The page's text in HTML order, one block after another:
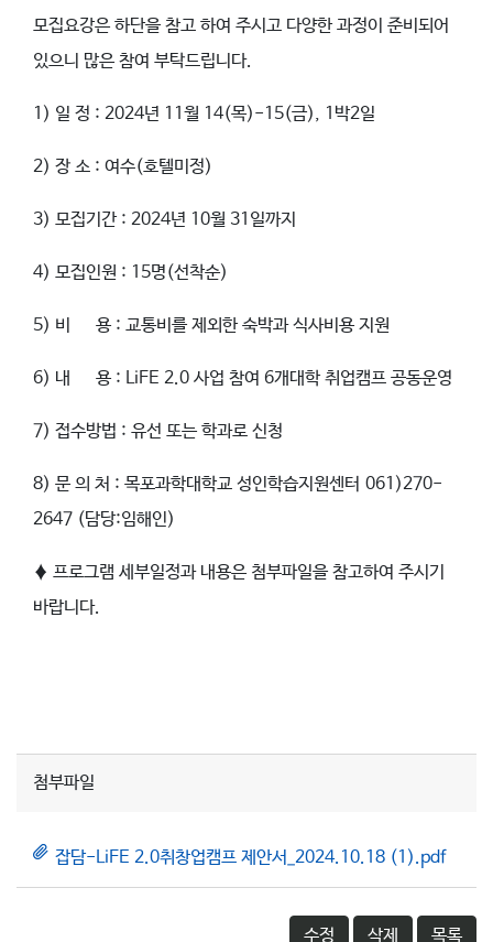
모집요강은 하단을 참고 하여 주시고 다양한 과정이 준비되어
있으니 많은 참여 부탁드립니다.
1) 일 정 : 2024년 11월 14(목)-15(금), 1박2일
2) 장 소 : 여수(호텔미정)
3) 모집기간 : 2024년 10월 31일까지
4) 모집인원 : 15명(선착순)
5) 비 용 : 교통비를 제외한 숙박과 식사비용 지원
6) 내 용 : LiFE 2.0 사업 참여 6개대학 취업캠프 공동운영
7) 접수방법 : 유선 또는 학과로 신청
8) 문 의 처 : 목포과학대학교 성인학습지원센터 061)270-
2647 (담당:임해인)
♦ 프로그램 세부일정과 내용은 첨부파일을 참고하여 주시기
바랍니다.
첨부파일
잡담-LiFE 2.0취창업캠프 제안서_2024.10.18 (1).pdf
수정 삭제 목록